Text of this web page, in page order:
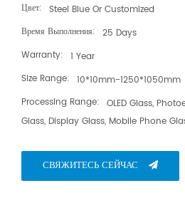
технических требований.
Цвет: Steel Blue Or Customized
Время Выполнения: 25 Days
Warranty: 1 Year
Size Range: 10*10mm-1250*1050mm
Processing Range: OLED Glass,
Glass, Display Glass, Mobile Phone
СВЯЖИТЕСЬ СЕЙЧАС